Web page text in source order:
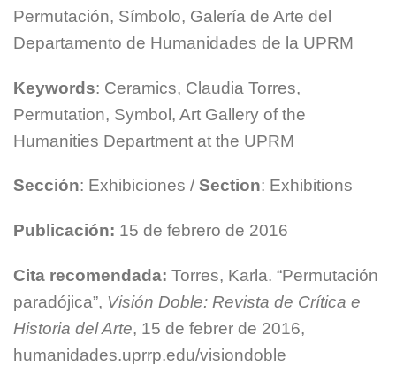
Permutación, Símbolo, Galería de Arte del
Departamento de Humanidades de la UPRM
Keywords: Ceramics, Claudia Torres,
Permutation, Symbol, Art Gallery of the
Humanities Department at the UPRM
Sección: Exhibiciones / Section: Exhibitions
Publicación: 15 de febrero de 2016
Cita recomendada: Torres, Karla. “Permutación
paradójica”, Visión Doble: Revista de Crítica e
Historia del Arte, 15 de febrer de 2016,
humanidades.uprrp.edu/visiondoble